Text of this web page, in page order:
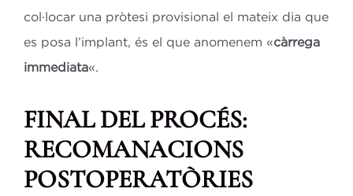
col·locar una pròtesi provisional el mateix dia que
es posa l’implant, és el que anomenem «càrrega
immediata«.
FINAL DEL PROCÉS:
RECOMANACIONS
POSTOPERATÒRIES